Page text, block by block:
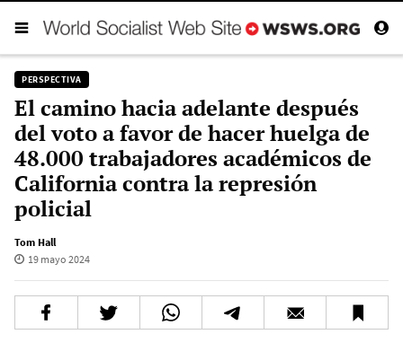
PERSPECTIVA
El camino hacia adelante después
del voto a favor de hacer huelga de
48.000 trabajadores académicos de
California contra la represión
policial
Tom Hall
19 mayo 2024